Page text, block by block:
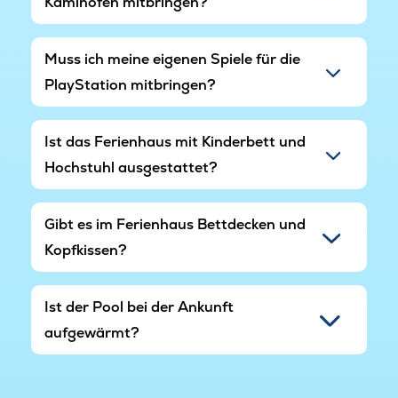
Muss ich meine eigenen Spiele für die
PlayStation mitbringen?
Ist das Ferienhaus mit Kinderbett und
Hochstuhl ausgestattet?
Gibt es im Ferienhaus Bettdecken und
Kopfkissen?
Ist der Pool bei der Ankunft
aufgewärmt?